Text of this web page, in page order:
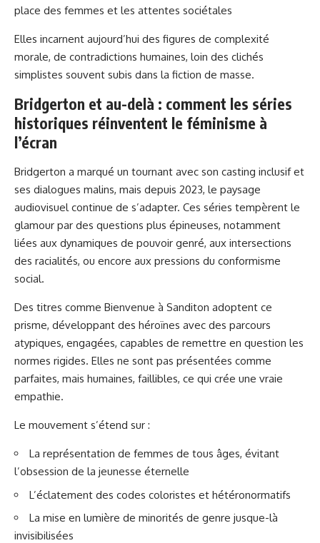
place des femmes et les attentes sociétales
Elles incarnent aujourd’hui des figures de complexité
morale, de contradictions humaines, loin des clichés
simplistes souvent subis dans la fiction de masse.
Bridgerton et au-delà : comment les séries
historiques réinventent le féminisme à
l’écran
Bridgerton a marqué un tournant avec son casting inclusif et
ses dialogues malins, mais depuis 2023, le paysage
audiovisuel continue de s’adapter. Ces séries tempèrent le
glamour par des questions plus épineuses, notamment
liées aux dynamiques de pouvoir genré, aux intersections
des racialités, ou encore aux pressions du conformisme
social.
Des titres comme Bienvenue à Sanditon adoptent ce
prisme, développant des héroïnes avec des parcours
atypiques, engagées, capables de remettre en question les
normes rigides. Elles ne sont pas présentées comme
parfaites, mais humaines, faillibles, ce qui crée une vraie
empathie.
Le mouvement s’étend sur :
La représentation de femmes de tous âges, évitant
l’obsession de la jeunesse éternelle
L’éclatement des codes coloristes et hétéronormatifs
La mise en lumière de minorités de genre jusque-là
invisibilisées